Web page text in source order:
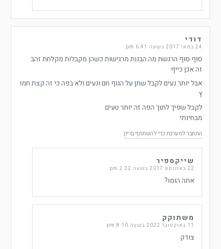
דודי
24 במאי 2017 בשעה 6:41 pm
סוף סוף הרגשת מה הבנות מרגישות כשהן מקבלות מקלחת זהב
זה אכן כייף
אבל יותר נעים לקבל שתן על הגוף חם ונעים ולא בפה כי זה קצת חמו
ץ
לקבל שפיך לתוך הפה זה יותר טעים
מבחינתי
התחבר למערכת כדי להשתתף בדיון
שייקספיר
22 באוגוסט 2017 בשעה 2:32 pm
אתה הומו?
משתוקק
11 באוקטובר 2022 בשעה 8:10 pm
צודק